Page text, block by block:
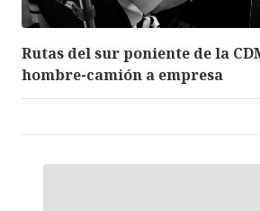
Rutas del sur poniente de la
hombre-camión a empresa